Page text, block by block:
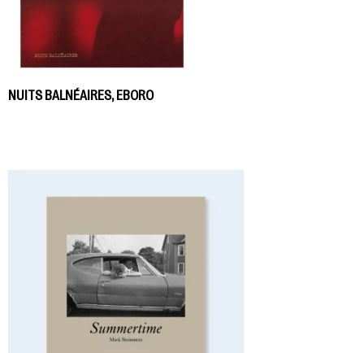
NUITS BALNÉAIRES, EBORO